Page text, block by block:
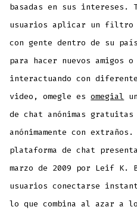
basadas en sus intereses.
usuarios aplicar un filtro
con gente dentro de su
para hacer nuevos amigos
interactuando con
video, omegle esomegial
de chat anónimas gratuitas
anónimamente con
plataforma de chat
marzo de 2009 por Leif K.
usuarios conectarse
lo que combina al azar a